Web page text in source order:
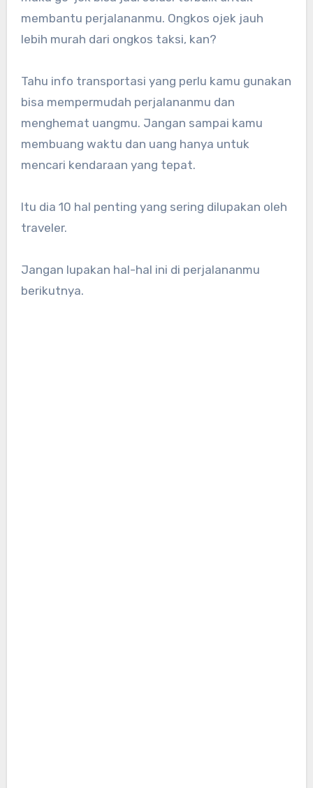
membantu perjalananmu. Ongkos ojek jauh
lebih murah dari ongkos taksi, kan?
Tahu info transportasi yang perlu kamu gunakan
bisa mempermudah perjalananmu dan
menghemat uangmu. Jangan sampai kamu
membuang waktu dan uang hanya untuk
mencari kendaraan yang tepat.
Itu dia 10 hal penting yang sering dilupakan oleh
traveler.
Jangan lupakan hal-hal ini di perjalananmu
berikutnya.